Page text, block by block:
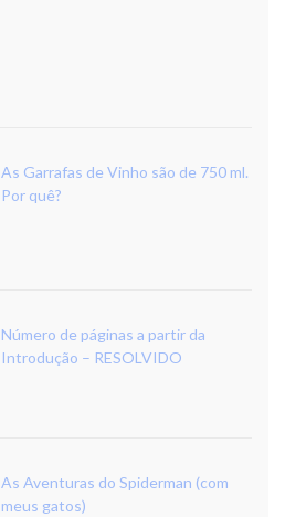
As Garrafas de Vinho são de 750 ml.
Por quê?
Número de páginas a partir da
Introdução – RESOLVIDO
As Aventuras do Spiderman (com
meus gatos)